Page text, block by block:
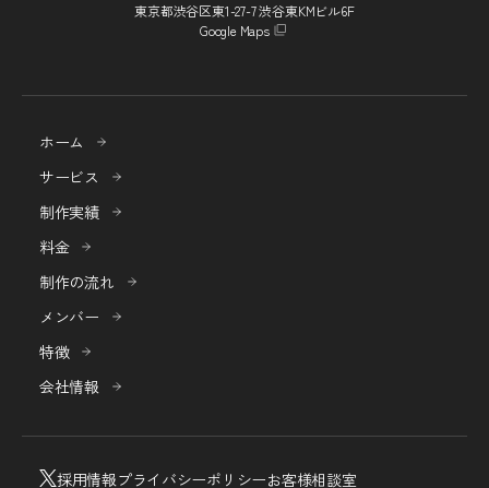
東京都渋谷区東1-27-7 渋谷東KMビル6F
Google Maps
ホーム
サービス
制作実績
料金
制作の流れ
メンバー
特徴
会社情報
採用情報プライバシーポリシーお客様相談室